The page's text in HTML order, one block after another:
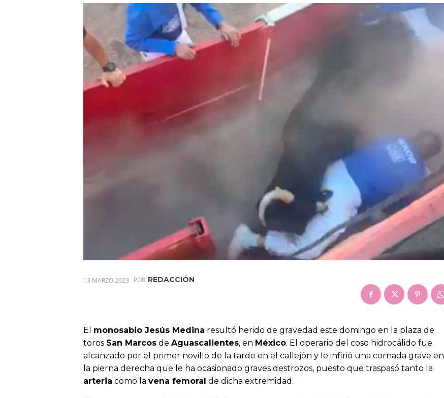
13 MARZO 2023 POR REDACCIÓN
El monosabio Jesús Medina resultó herido de gravedad este domingo en la plaza de
toros San Marcos de Aguascalientes, en México. El operario del coso hidrocálido fue
alcanzado por el primer novillo de la tarde en el callejón y le infirió una cornada grave en
la pierna derecha que le ha ocasionado graves destrozos, puesto que traspasó tanto la
arteria como la vena femoral de dicha extremidad.